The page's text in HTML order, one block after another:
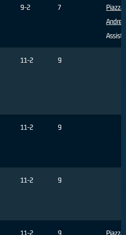
9-2 7
Piazza
Andrea
Assist
11-2 9
11-2 9
11-2 9
11-2 9
Piazza